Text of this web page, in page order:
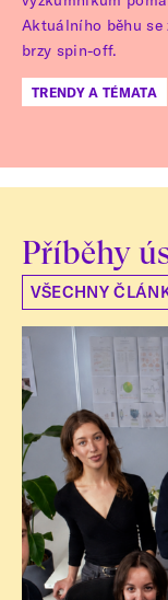
Aktuálního běhu
brzy spin-off.
TRENDY A TÉMATA
Příběhy
VŠECHNY